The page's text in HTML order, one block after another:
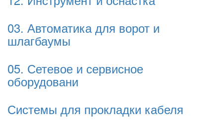
03. Автоматика для ворот и
шлагбаумы
05. Сетевое и сервисное
оборудовани
Системы для прокладки кабеля